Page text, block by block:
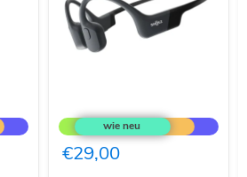
OpenRun
Kopfhörer
Bluetooth
schwarz
€29,00